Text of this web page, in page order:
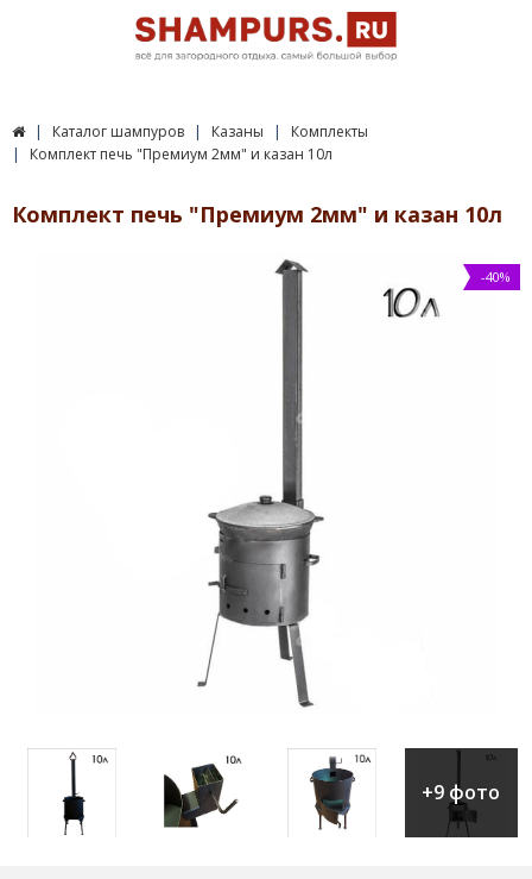
Каталог шампуров Казаны
Комплекты
Комплект печь "Премиум 2мм" и казан 10л
Комплект печь "Премиум 2мм" и казан 10л
-40%
+9 фото